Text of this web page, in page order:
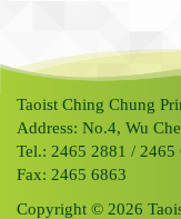
Taoist Ching Chung
Address: No.4, Wu
Tel.: 2465 2881 / 2465
Fax: 2465 6863
Copyright © 2026